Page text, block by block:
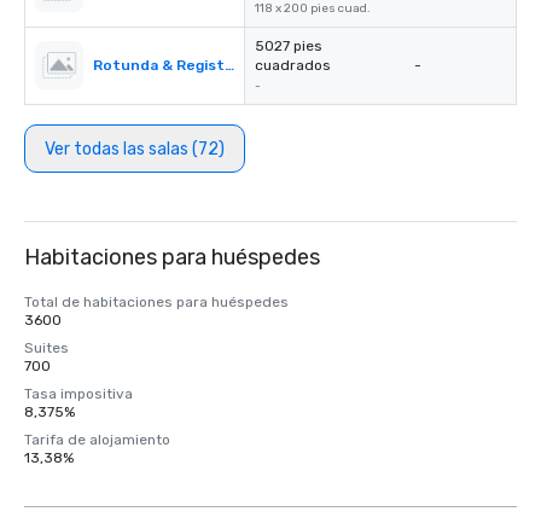
118 x 200 pies cuad.
Rotunda & Registration Desk 4&5
5027 pies
cuadrados
-
-
Ver todas las salas (72)
Habitaciones para huéspedes
Total de habitaciones para huéspedes
3600
Suites
700
Tasa impositiva
8,375%
Tarifa de alojamiento
13,38%